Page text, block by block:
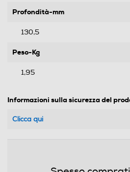
Profondità-mm
130,5
Peso-Kg
1,95
Informazioni sulla sicurezza del
Clicca qui